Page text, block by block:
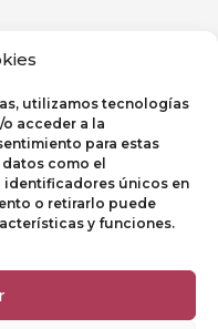
utilizamos tecnologías
o acceder a la
para estas
como el
identificadores únicos en
o retirarlo puede
y funciones.